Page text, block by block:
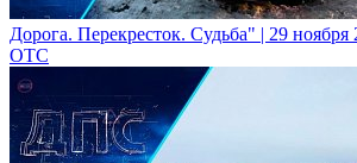
Дорога. Перекресток. Судьба" | 29 ноября
ОТС